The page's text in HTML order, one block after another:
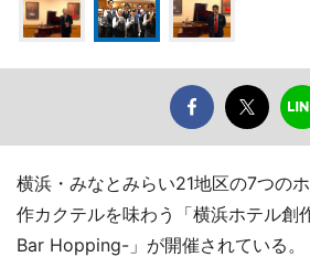
横浜・みなとみらい21地区の7つの
作カクテルを味わう「横浜ホテル創
Bar Hopping-」が開催されている。